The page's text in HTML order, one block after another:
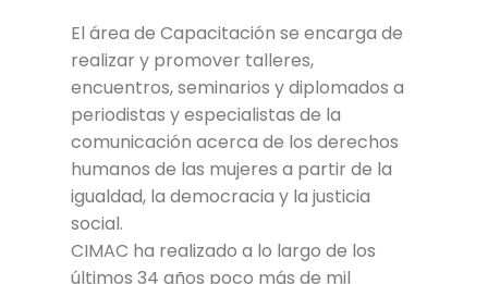
El área de Capacitación se encarga de
realizar y promover talleres,
encuentros, seminarios y diplomados a
periodistas y especialistas de la
comunicación acerca de los derechos
humanos de las mujeres a partir de la
igualdad, la democracia y la justicia
social.
CIMAC ha realizado a lo largo de los
últimos 34 años poco más de mil